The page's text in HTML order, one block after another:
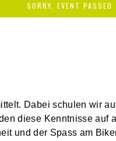
SORRY, EVENT PASSED
Dabei schulen wir
diese Kenntnisse auf
und der Spass am